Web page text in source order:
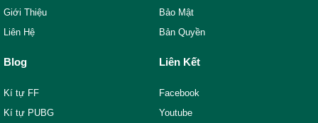
Giới Thiệu
Liên Hệ
Bảo Mật
Bản Quyền
Blog
Kí tự FF
Kí tự PUBG
Liên Kết
Facebook
Youtube